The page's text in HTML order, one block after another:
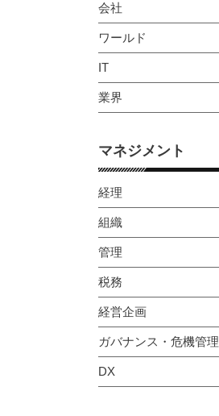
会社
ワールド
IT
業界
マネジメント
経理
組織
管理
税務
経営企画
ガバナンス・危機管理
DX